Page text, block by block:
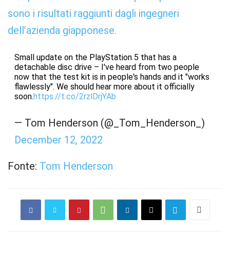
sono i risultati raggiunti dagli ingegneri
dell’azienda giapponese.
Small update on the PlayStation 5 that has a
detachable disc drive – I've heard from two people
now that the test kit is in people's hands and it "works
flawlessly". We should hear more about it officially
soon.https://t.co/2rzlDrjYAb
— Tom Henderson (@_Tom_Henderson_)
December 12, 2022
Fonte: Tom Henderson